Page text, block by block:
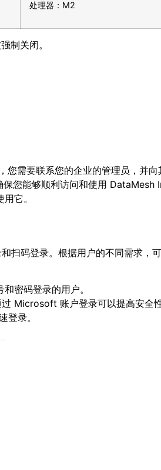
处理器：M2
制关闭。
需要联系您的企业的管理员，并向
保您能够顺利访问和使用 DataMesh
它。
扫码登录。根据用户的不同需求，
密码登录的用户。
Microsoft 账户登录可以提高安全
登录。